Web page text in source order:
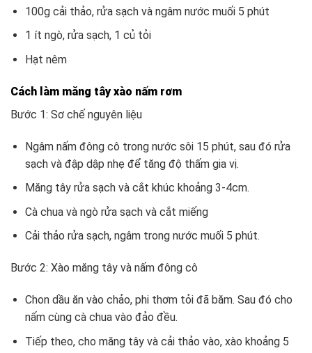
100g cải thảo, rửa sạch và ngâm nước muối 5 phút
1 ít ngò, rửa sạch, 1 củ tỏi
Hạt nêm
Cách làm măng tây xào nấm rơm
Bước 1: Sơ chế nguyên liệu
Ngâm nấm đông cô trong nước sôi 15 phút, sau đó rửa
sạch và đập dập nhẹ để tăng độ thấm gia vị.
Măng tây rửa sạch và cắt khúc khoảng 3-4cm.
Cà chua và ngò rửa sạch và cắt miếng
Cải thảo rửa sạch, ngâm trong nước muối 5 phút.
Bước 2: Xào măng tây và nấm đông cô
Chon dầu ăn vào chảo, phi thơm tỏi đã băm. Sau đó cho
nấm cùng cà chua vào đảo đều.
Tiếp theo, cho măng tây và cải thảo vào, xào khoảng 5